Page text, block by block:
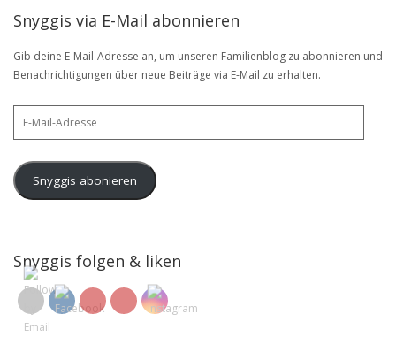
Snyggis via E-Mail abonnieren
Gib deine E-Mail-Adresse an, um unseren Familienblog zu abonnieren und
Benachrichtigungen über neue Beiträge via E-Mail zu erhalten.
Snyggis abonieren
Snyggis folgen & liken